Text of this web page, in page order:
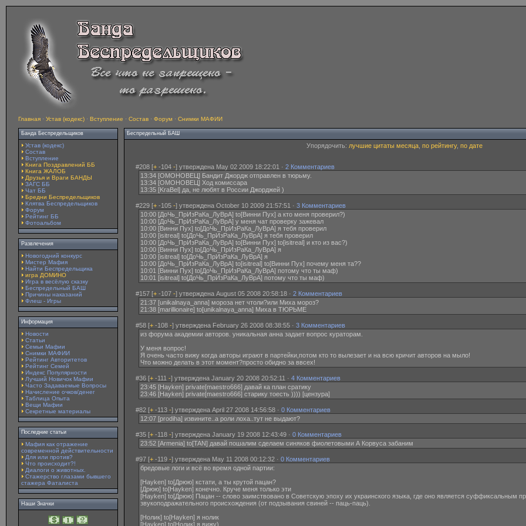
Главная · Устав (кодекс) · Вступление · Состав · Форум · Снимки МАФИИ
Банда Беспредельщиков
Устав (кодекс)
Состав
Вступление
Книга Поздравлений ББ
Книга ЖАЛОБ
Друзья и Враги БАНДЫ
ЗАГС ББ
Чат ББ
Бредни Беспредельщиков
Клятва Беспредельщиков
Форум
Рейтинг ББ
Фотоальбом
Развлечения
Новогодний конкурс
Мистер Мафия
Найти Беспредельщика
игра ДОМИНО
Игра в весёлую сказку
Беспредельный БАШ
Причины наказаний
Флеш - Игры
Информация
Новости
Статьи
Семьи Мафии
Снимки МАФИИ
Рейтинг Авторитетов
Рейтинг Семей
Индекс Популярности
Лучший Новичок Мафии
Часто Задаваемые Вопросы
Начисление очков/денег
Таблица Опыта
Вещи Мафии
Секретные материалы
Последние статьи
Мафия как отражение
современной действительности
Для или против?
Что происходит?!
Диалоги о животных.
Стажерство глазами бывшего
стажера Фаталиста
Наши Значки
Беспредельный БАШ
Упорядочить: лучшие цитаты месяца по рейтингу, по дате
#208 [+ -104 -] утверждена May 02 2009 18:22:01 · 2 Комментариев
13:34 [ОМОНОВЕЦ] Бандит Джордж отправлен в тюрьму.
13:34 [ОМОНОВЕЦ] Ход комиссара
13:35 [KraBel] да, не любят в России Джорджей )
#229 [+ -105 -] утверждена October 10 2009 21:57:51 · 3 Комментариев
10:00 [ДоЧь_ПрИзРаКа_ЛуВрА] to[Винни Пух] а кто меня проверил?)
10:00 [ДоЧь_ПрИзРаКа_ЛуВрА] у меня чат проверку зажевал
10:00 [Винни Пух] to[ДоЧь_ПрИзРаКа_ЛуВрА] я тебя проверил
10:00 [isitreal] to[ДоЧь_ПрИзРаКа_ЛуВрА] я тебя проверил
10:00 [ДоЧь_ПрИзРаКа_ЛуВрА] to[Винни Пух] to[isitreal] и кто из вас?)
10:00 [Винни Пух] to[ДоЧь_ПрИзРаКа_ЛуВрА] я
10:00 [isitreal] to[ДоЧь_ПрИзРаКа_ЛуВрА] я
10:00 [ДоЧь_ПрИзРаКа_ЛуВрА] to[isitreal] to[Винни Пух] почему меня та??
10:01 [Винни Пух] to[ДоЧь_ПрИзРаКа_ЛуВрА] потому что ты маф)
10:01 [isitreal] to[ДоЧь_ПрИзРаКа_ЛуВрА] потому что ты маф)
#157 [+ -107 -] утверждена August 05 2008 20:58:18 · 2 Комментариев
21:37 [unikalnaya_anna] мороза нет чтоли?или Миха мороз?
21:38 [marillionaire] to[unikalnaya_anna] Миха в ТЮРЬМЕ
#58 [+ -108 -] утверждена February 26 2008 08:38:55 · 3 Комментариев
из форума академии авторов. уникальная анна задает вопрос кураторам.
У меня вопрос!
Я очень часто вижу когда авторы играют в партейки,потом кто то вылезает и на всю кричит авторов на мыло!
Что можно делать в этот момент?просто обидно за ввсех!
#36 [+ -111 -] утверждена January 20 2008 20:52:11 · 4 Комментариев
23:45 [Hayken] private[maestro666] давай ка план сратику
23:46 [Hayken] private[maestro666] старику тоесть )))) [цензура]
#82 [+ -113 -] утверждена April 27 2008 14:56:58 · 0 Комментариев
12:07 [prodiha] извините..а роли лоха..тут не выдают?
#35 [+ -118 -] утверждена January 19 2008 12:43:49 · 0 Комментариев
23:52 [Armenia] to[TAN] давай пошалим сделаем синяков фиолетовыми А Корвуса забаним
#97 [+ -119 -] утверждена May 11 2008 00:12:32 · 0 Комментариев
бредовые логи и всё во время одной партии:
[Hayken] to[Дрюю] кстати, а ты крутой пацан?
[Дрюю] to[Hayken] конечно. Круче меня только эти
[Hayken] to[Дрюю] Пацан -- слово заимствовано в Советскую эпоху их украинского языка, где оно является суффиксальным
звукоподражательного происхождения (от подзывания свиней -- паць-паць).
[Нолик] to[Hayken] я нолик
[Hayken] to[Нолик] я вижу)